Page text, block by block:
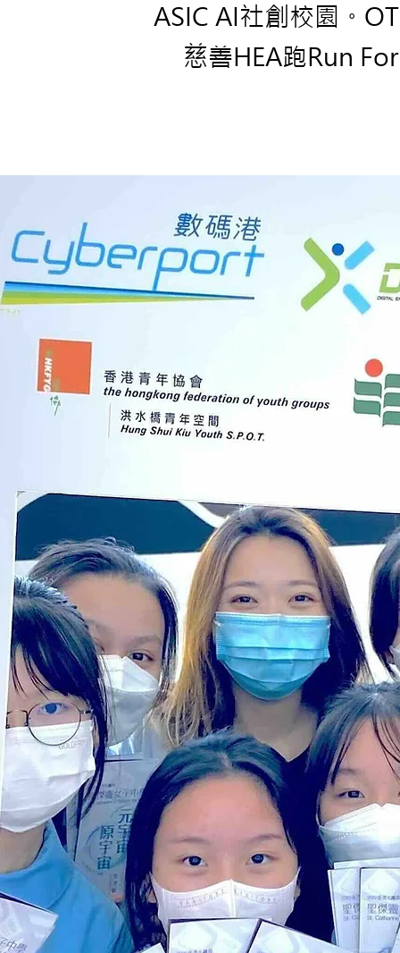
ASIC AI社創校園 。
慈善HEA跑Run